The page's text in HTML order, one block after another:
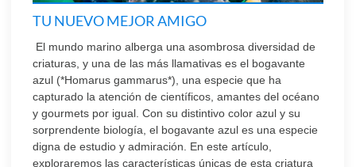
TU NUEVO MEJOR AMIGO
El mundo marino alberga una asombrosa diversidad de
criaturas, y una de las más llamativas es el bogavante
azul (*Homarus gammarus*), una especie que ha
capturado la atención de científicos, amantes del océano
y gourmets por igual. Con su distintivo color azul y su
sorprendente biología, el bogavante azul es una especie
digna de estudio y admiración. En este artículo,
exploraremos las características únicas de esta criatura